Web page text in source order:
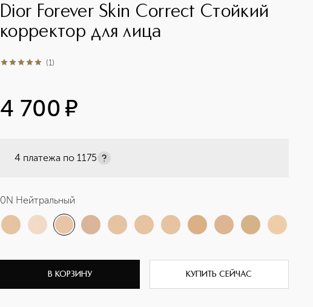
Dior Forever Skin Correct Стойкий
корректор для лица
5из 51 (1)
4 700 ¤
4 платежа по 1175
0N Нейтральный
В КОРЗИНУ КУПИТЬ СЕЙЧАС